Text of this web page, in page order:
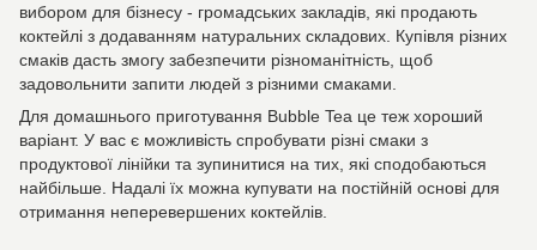
вибором для бізнесу - громадських закладів, які продають
коктейлі з додаванням натуральних складових. Купівля різних
смаків дасть змогу забезпечити різноманітність, щоб
задовольнити запити людей з різними смаками.
Для домашнього приготування Bubble Tea це теж хороший
варіант. У вас є можливість спробувати різні смаки з
продуктової лінійки та зупинитися на тих, які сподобаються
найбільше. Надалі їх можна купувати на постійній основі для
отримання неперевершених коктейлів.